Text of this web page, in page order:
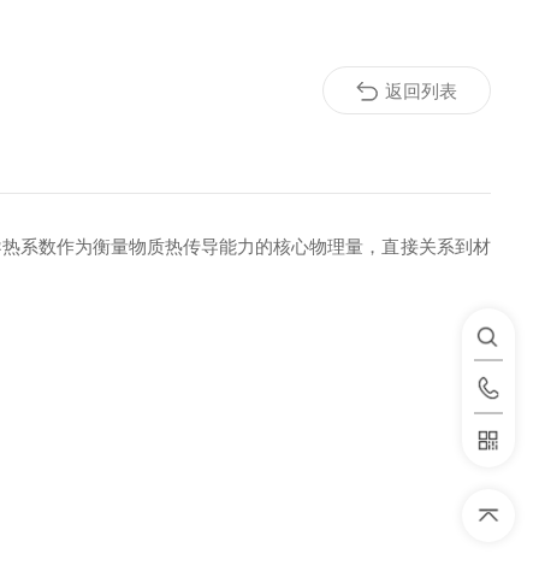
系数作为衡量物质热传导能力的核心物理量，直接关系到材
返回列表